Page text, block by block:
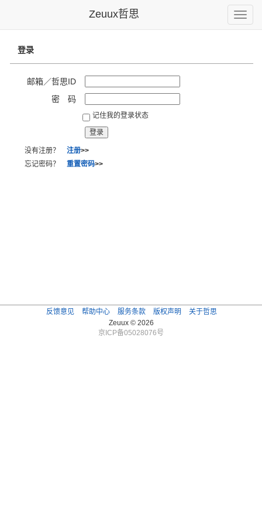
Toggle
Zeuux哲思
登录
邮箱／哲思ID
密 码
记住我的登录状态
没有注册？ 注册>>
忘记密码？ 重置密码>>
反馈意见 帮助中心 服务条款 版权声明
关于哲思
Zeuux © 2026
京ICP备05028076号